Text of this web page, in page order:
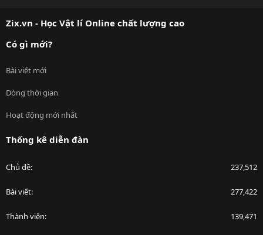
Zix.vn - Học Vật lí Online chất lượng cao
Có gì mới?
Bài viết mới
Dòng thời gian
Hoạt động mới nhất
Thống kê diễn đàn
Chủ đề 237,512
Bài viết 277,422
Thành viên 139,471